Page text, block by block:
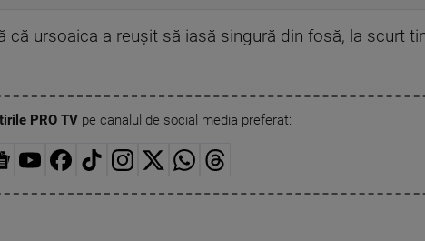
că ursoaica a reuşit să iasă singură din fosă, la scurt
PRO TVpe canalul de social media preferat: